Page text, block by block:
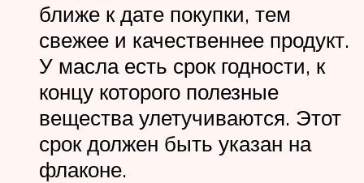
ближе к дате покупки, тем
свежее и качественнее продукт.
У масла есть срок годности, к
концу которого полезные
вещества улетучиваются. Этот
срок должен быть указан на
флаконе.